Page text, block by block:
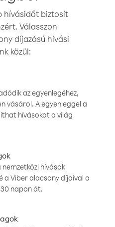
hívásidőt biztosít
Válasszon
díjazású hívási
közül:
az egyenlegéhez,
vásárol. A egyenleggel a
hívásokat a világ
hívások
a Viber alacsony díjaival a
napon át.